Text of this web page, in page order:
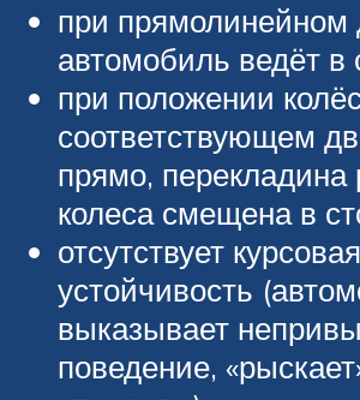
при прямолинейном
автомобиль ведёт в
при положении
соответствующем
прямо, перекладина
колеса смещена в
отсутствует курсовая
устойчивость
выказывает
поведение,